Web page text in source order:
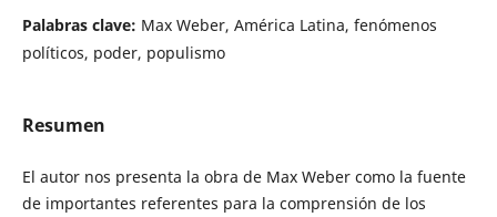
Palabras clave: Max Weber, América Latina, fenómenos
políticos, poder, populismo
Resumen
El autor nos presenta la obra de Max Weber como la fuente
de importantes referentes para la comprensión de los